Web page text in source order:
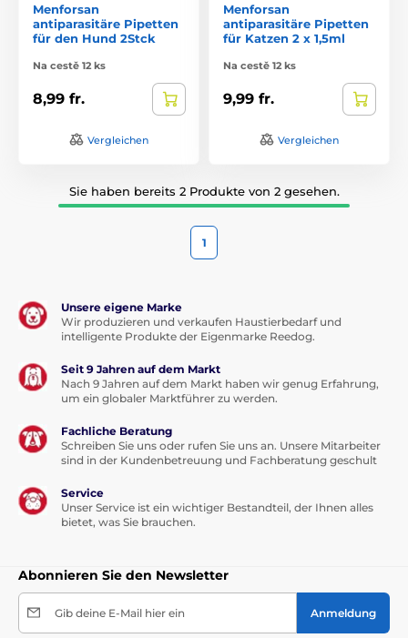
Menforsan
antiparasitäre Pipetten
für den Hund 2Stck
Na cestě 12 ks
8,99 fr.
Vergleichen
Menforsan
antiparasitäre Pipetten
für Katzen 2 x 1,5ml
Na cestě 12 ks
9,99 fr.
Vergleichen
Sie haben bereits 2 Produkte von 2 gesehen.
1
Unsere eigene Marke
Wir produzieren und verkaufen Haustierbedarf und
intelligente Produkte der Eigenmarke Reedog.
Seit 9 Jahren auf dem Markt
Nach 9 Jahren auf dem Markt haben wir genug Erfahrung,
um ein globaler Marktführer zu werden.
Fachliche Beratung
Schreiben Sie uns oder rufen Sie uns an. Unsere Mitarbeiter
sind in der Kundenbetreuung und Fachberatung geschult
Service
Unser Service ist ein wichtiger Bestandteil, der Ihnen alles
bietet, was Sie brauchen.
Abonnieren Sie den Newsletter
Gib deine E-Mail hier ein Anmeldung